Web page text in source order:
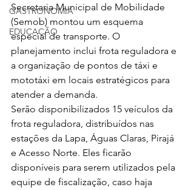
GASTRONOMIA
EDUCAÇÃO
Secretaria Municipal de Mobilidade
(Semob) montou um esquema
especial de transporte. O
planejamento inclui frota reguladora e
a organização de pontos de táxi e
mototáxi em locais estratégicos para
atender a demanda.
Serão disponibilizados 15 veículos da
frota reguladora, distribuídos nas
estações da Lapa, Águas Claras, Pirajá
e Acesso Norte. Eles ficarão
disponíveis para serem utilizados pela
equipe de fiscalização, caso haja